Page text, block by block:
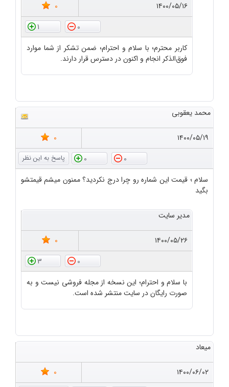
۱۴۰۰/۰۵/۱۶
0
0
1
کاربر محترم؛ با سلام و احترام؛ ضمن تشکر از شما موارد
فوق‌الذکر انجام و اکنون در دسترس قرار دارند.
محمد یعقوبی
۱۴۰۰/۰۵/۱۹
0
0
0
سلام ؛ قیمت این شماره رو چرا درج نکردید؟ ممنون میشم قیمتشو
بگید
مدیر سایت
۱۴۰۰/۰۵/۲۶
0
0
3
با سلام و احترام؛ این نسخه از مجله فروشی نیست و به
صورت رایگان در سایت منتشر شده است.
میعاد
۱۴۰۰/۰۶/۰۲
0